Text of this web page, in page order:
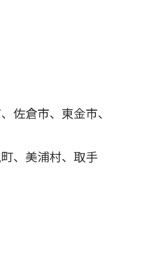
佐倉市、東金市、
、美浦村、取手